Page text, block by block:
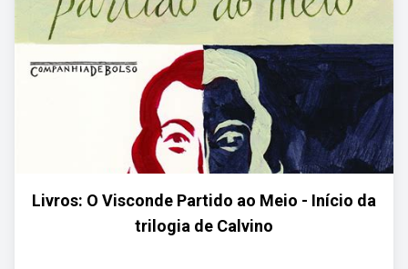
Livros: O Visconde Partido ao Meio - Início da
trilogia de Calvino